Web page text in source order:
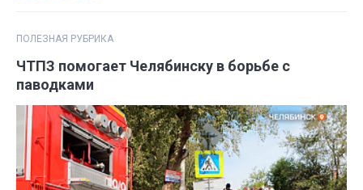
ПОЛЕЗНАЯ РУБРИКА
ЧТПЗ помогает Челябинску в борьбе с
паводками